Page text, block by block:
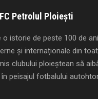
FC Petrolul Ploiești
o istorie de peste 100 de
și internaționale din
clubului ploieștean să
peisajul fotbalului